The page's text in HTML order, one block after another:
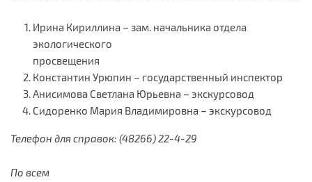
Ирина Кириллина – зам. начальника отдела
экологического
просвещения
Константин Урюпин – государственный инспектор
Анисимова Светлана Юрьевна – экскурсовод
Сидоренко Мария Владимировна – экскурсовод
Телефон для справок: (48266) 22-4-29
По всем